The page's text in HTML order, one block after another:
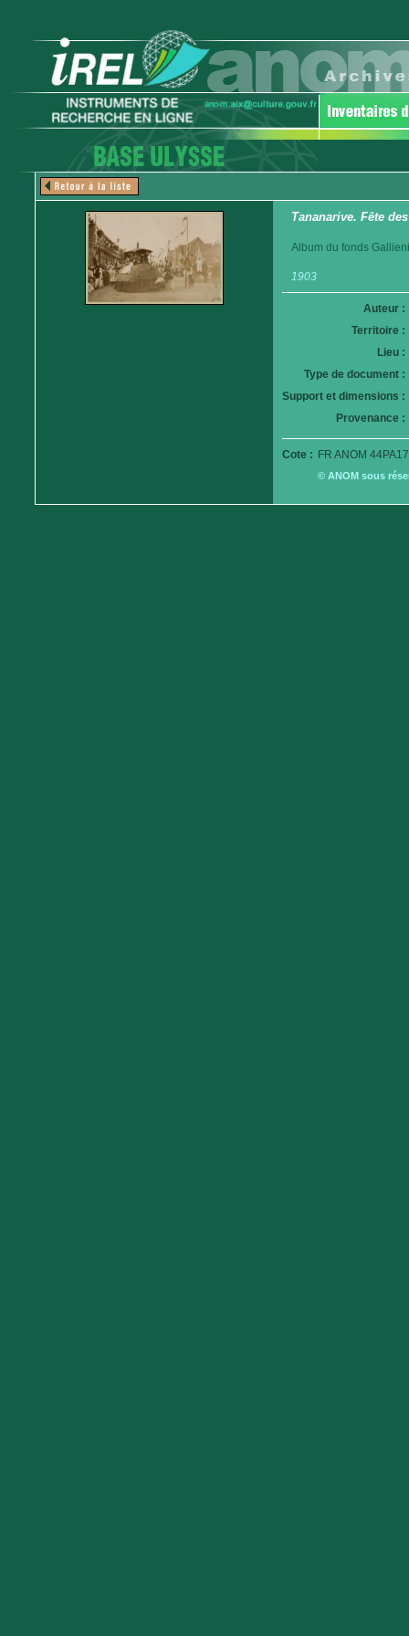
Tananarive. Fête
Album du fonds
1903
Auteur :
Territoire :
Lieu :
Type de document :
Support et dimensions :
Provenance :
Cote : FR ANOM
© ANOM sous